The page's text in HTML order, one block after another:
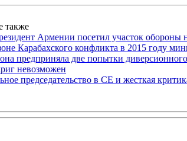
также
Армении посетил участок обороны
Карабахского конфликта в 2015 году
предприняла две попытки
невозможен
председательство в СЕ и жесткая